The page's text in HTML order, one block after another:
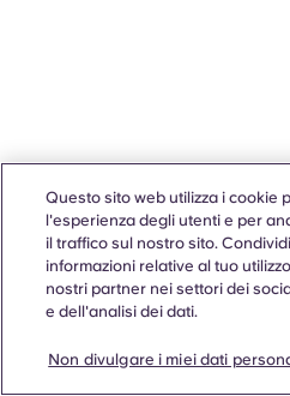
Questo sito web utilizza i cookie
l'esperienza degli utenti e per
il traffico sul nostro sito.
informazioni relative al tuo
nostri partner nei settori dei
e dell'analisi dei dati.
Non divulgare i miei dati